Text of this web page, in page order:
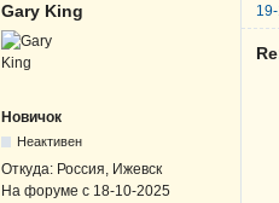
Gary King
Новичок
Неактивен
Откуда: Россия, Ижевск
На форуме с 18-10-2025